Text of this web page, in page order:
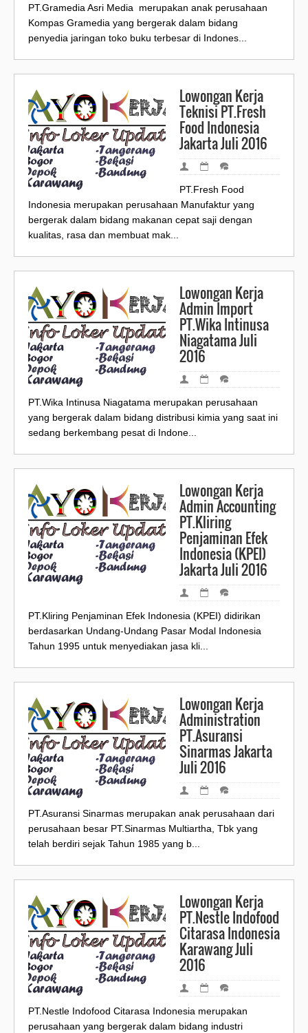
PT.Gramedia Asri Media merupakan anak perusahaan
Kompas Gramedia yang bergerak dalam bidang
penyedia jaringan toko buku terbesar di Indones...
Lowongan Kerja
Teknisi PT.Fresh
Food Indonesia
Jakarta Juli 2016
PT.Fresh Food
Indonesia merupakan perusahaan Manufaktur yang
bergerak dalam bidang makanan cepat saji dengan
kualitas, rasa dan membuat mak...
Lowongan Kerja
Admin Import
PT.Wika Intinusa
Niagatama Juli
2016
PT.Wika Intinusa Niagatama merupakan perusahaan
yang bergerak dalam bidang distribusi kimia yang saat ini
sedang berkembang pesat di Indone...
Lowongan Kerja
Admin Accounting
PT.Kliring
Penjaminan Efek
Indonesia (KPEI)
Jakarta Juli 2016
PT.Kliring Penjaminan Efek Indonesia (KPEI) didirikan
berdasarkan Undang-Undang Pasar Modal Indonesia
Tahun 1995 untuk menyediakan jasa kli...
Lowongan Kerja
Administration
PT.Asuransi
Sinarmas Jakarta
Juli 2016
PT.Asuransi Sinarmas merupakan anak perusahaan dari
perusahaan besar PT.Sinarmas Multiartha, Tbk yang
telah berdiri sejak Tahun 1985 yang b...
Lowongan Kerja
PT.Nestle Indofood
Citarasa Indonesia
Karawang Juli
2016
PT.Nestle Indofood Citarasa Indonesia merupakan
perusahaan yang bergerak dalam bidang industri